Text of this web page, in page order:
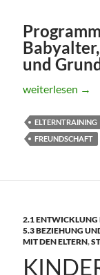
und
FuN – Familie
weiterlesen →
ELTERNTRAINING
FREUNDSCHAFT
2.1 ENTWICKLUNG
5.3 BEZIEHUNG
MIT DEN ELTERN,